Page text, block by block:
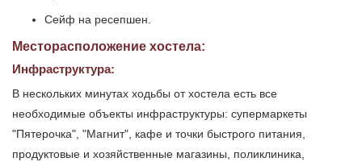
Сейф на ресепшен.
Месторасположение хостела:
Инфраструктура:
В нескольких минутах ходьбы от хостела есть все
необходимые объекты инфраструктуры: супермаркеты
"Пятерочка", "Магнит", кафе и точки быстрого питания,
продуктовые и хозяйственные магазины, поликлиника,